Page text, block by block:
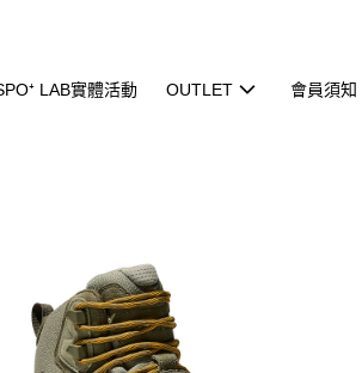
LAB實體活動 OUTLET 會員須知